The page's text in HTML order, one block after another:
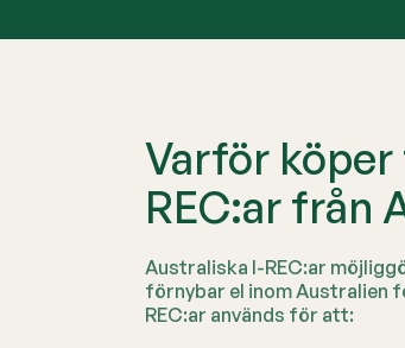
Varför
REC:ar från
Australiska I-REC:ar
förnybar el inom Australien
REC:ar används för att: